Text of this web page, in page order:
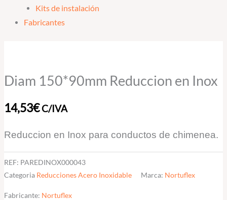
Kits de instalación
Fabricantes
Diam 150*90mm Reduccion en Inox
14,53€C/IVA
Reduccion en Inox para conductos de chimenea.
REF: PAREDINOX000043
Categoria Reducciones Acero Inoxidable Marca: Nortuflex
Fabricante: Nortuflex
Reduccion
Inox